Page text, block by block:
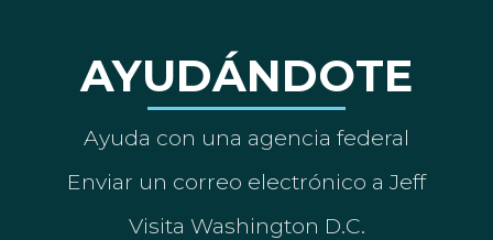
AYUDÁNDOTE
Ayuda con una agencia federal
Enviar un correo electrónico a Jeff
Visita Washington D.C.